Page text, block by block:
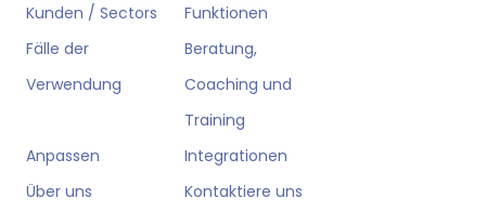
Kunden / Sectors
Funktionen
Fälle der
Verwendung
Beratung,
Coaching und
Training
Anpassen
Integrationen
Über uns
Kontaktiere uns